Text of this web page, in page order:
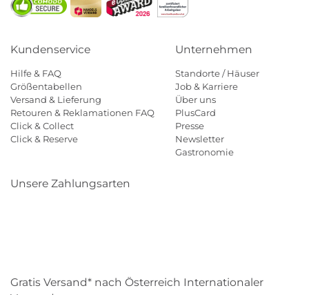
Kundenservice
Hilfe & FAQ
Größentabellen
Versand & Lieferung
Retouren & Reklamationen FAQ
Click & Collect
Click & Reserve
Unternehmen
Standorte / Häuser
Job & Karriere
Über uns
PlusCard
Presse
Newsletter
Gastronomie
Unsere Zahlungsarten
Gratis Versand* nach Österreich Internationaler